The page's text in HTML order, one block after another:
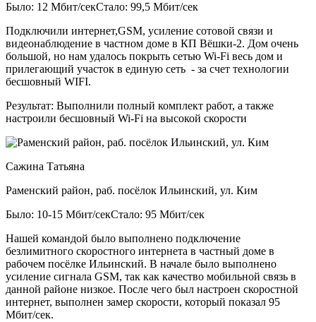
Было: 12 Мбит/секСтало: 99,5 Мбит/сек
Подключили интернет,GSM, усиление сотовой связи и
видеонаблюдение в частном доме в КП Вёшки-2. Дом очень
большой, но нам удалось покрыть сетью Wi-Fi весь дом и
прилегающий участок в единую сеть - за счет технологии
бесшовный WIFI.
Результат: Выполнили полный комплект работ, а также
настроили бесшовный Wi-Fi на высокой скорости
Сажина Татьяна
Раменский район, раб. посёлок Ильинский, ул. Ким
Было: 10-15 Мбит/секСтало: 95 Мбит/сек
Нашей командой было выполнено подключение
безлимитного скоростного интернета в частный доме в
рабочем посёлке Ильинский. В начале было выполнено
усиление сигнала GSM, так как качество мобильной связь в
данной районе низкое. После чего был настроен скоростной
интернет, выполнен замер скорости, который показал 95
Мбит/сек.